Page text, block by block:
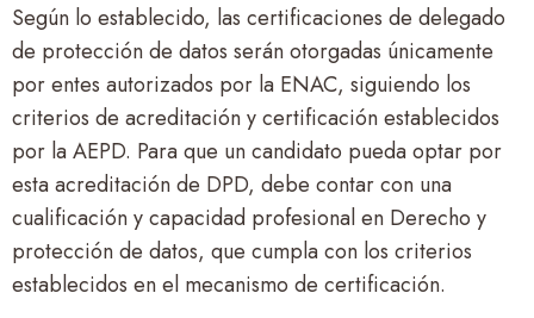
Según lo establecido, las certificaciones de delegado
de protección de datos serán otorgadas únicamente
por entes autorizados por la ENAC, siguiendo los
criterios de acreditación y certificación establecidos
por la AEPD. Para que un candidato pueda optar por
esta acreditación de DPD, debe contar con una
cualificación y capacidad profesional en Derecho y
protección de datos, que cumpla con los criterios
establecidos en el mecanismo de certificación.